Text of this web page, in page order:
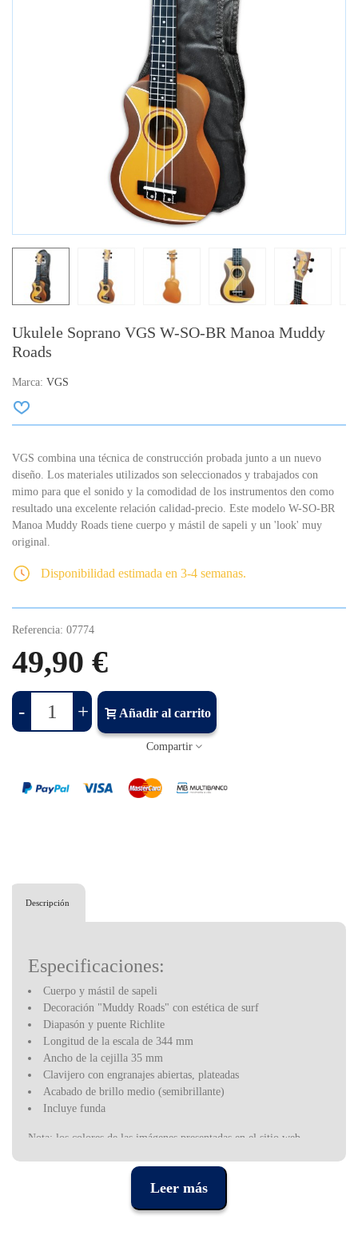
Ukulele Soprano VGS W-SO-BR Manoa Muddy
Roads
Marca: VGS
VGS combina una técnica de construcción probada junto a un nuevo
diseño. Los materiales utilizados son seleccionados y trabajados con
mimo para que el sonido y la comodidad de los instrumentos den como
resultado una excelente relación calidad-precio. Este modelo W-SO-BR
Manoa Muddy Roads tiene cuerpo y mástil de sapeli y un 'look' muy
original.
Disponibilidad estimada en 3-4 semanas.
Referencia: 07774
49,90 €
- + Añadir al carrito
Compartir
Descripción
Especificaciones:
Cuerpo y mástil de sapeli
Decoración "Muddy Roads" con estética de surf
Diapasón y puente Richlite
Longitud de la escala de 344 mm
Ancho de la cejilla 35 mm
Clavijero con engranajes abiertas, plateadas
Acabado de brillo medio (semibrillante)
Incluye funda
Nota: los colores de las imágenes presentadas en el sitio web
También pueden resultar de la propia percepción del usuario.
Leer más